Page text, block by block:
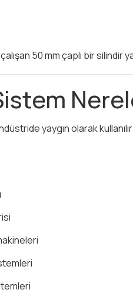
50 mm çaplı bir silindir
yaygın olarak